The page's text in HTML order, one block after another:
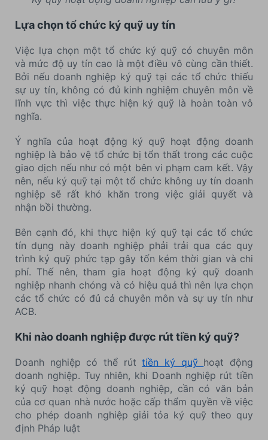
Lựa chọn tổ chức ký quỹ uy tín
Việc lựa chọn một tổ chức ký quỹ có chuyên môn
và mức độ uy tín cao là một điều vô cùng cần thiết.
Bởi nếu doanh nghiệp ký quỹ tại các tổ chức thiếu
sự uy tín, không có đủ kinh nghiệm chuyên môn về
lĩnh vực thì việc thực hiện ký quỹ là hoàn toàn vô
nghĩa.
Ý nghĩa của hoạt động ký quỹ hoạt động doanh
nghiệp là bảo vệ tổ chức bị tổn thất trong các cuộc
giao dịch nếu như có một bên vi phạm cam kết. Vậy
nên, nếu ký quỹ tại một tổ chức không uy tín doanh
nghiệp sẽ rất khó khăn trong việc giải quyết và
nhận bồi thường.
Bên cạnh đó, khi thực hiện ký quỹ tại các tổ chức
tín dụng này doanh nghiệp phải trải qua các quy
trình ký quỹ phức tạp gây tốn kém thời gian và chi
phí. Thế nên, tham gia hoạt động ký quỹ doanh
nghiệp nhanh chóng và có hiệu quả thì nên lựa chọn
các tổ chức có đủ cả chuyên môn và sự uy tín như
ACB.
Khi nào doanh nghiệp được rút tiền ký quỹ?
Doanh nghiệp có thể rúttiền ký quỹ hoạt động
doanh nghiệp. Tuy nhiên, khi Doanh nghiệp rút tiền
ký quỹ hoạt động doanh nghiệp, cần có văn bản
của cơ quan nhà nước hoặc cấp thẩm quyền về việc
cho phép doanh nghiệp giải tỏa ký quỹ theo quy
định Pháp luật